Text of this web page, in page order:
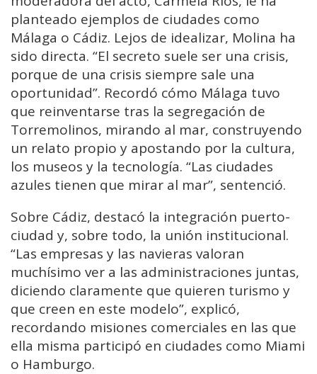
planteado ejemplos de ciudades como
Málaga o Cádiz. Lejos de idealizar, Molina ha
sido directa. “El secreto suele ser una crisis,
porque de una crisis siempre sale una
oportunidad”. Recordó cómo Málaga tuvo
que reinventarse tras la segregación de
Torremolinos, mirando al mar, construyendo
un relato propio y apostando por la cultura,
los museos y la tecnología. “Las ciudades
azules tienen que mirar al mar”, sentenció.
Sobre Cádiz, destacó la integración puerto-
ciudad y, sobre todo, la unión institucional.
“Las empresas y las navieras valoran
muchísimo ver a las administraciones juntas,
diciendo claramente que quieren turismo y
que creen en este modelo”, explicó,
recordando misiones comerciales en las que
ella misma participó en ciudades como Miami
o Hamburgo.